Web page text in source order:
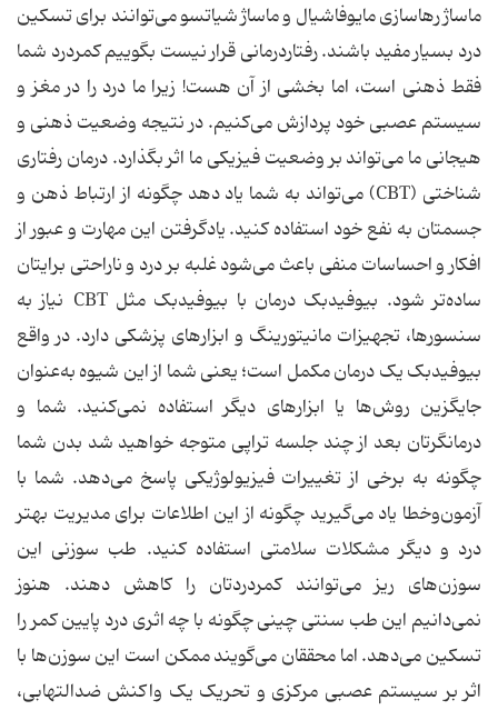
ماساژ رهاسازی مایوفاشیال و ماساژ شیاتسو می‌توانند برای تسکین
درد بسیار مفید باشند. رفتاردرمانی قرار نیست بگوییم کمردرد شما
فقط ذهنی است، اما بخشی از آن هست! زیرا ما درد را در مغز و
سیستم عصبی خود پردازش می‌کنیم. در نتیجه وضعیت ذهنی و
هیجانی ما می‌تواند بر وضعیت فیزیکی ما اثر بگذارد. درمان رفتاری
شناختی (CBT) می‌تواند به شما یاد دهد چگونه از ارتباط ذهن و
جسمتان به نفع خود استفاده کنید. یادگرفتن این مهارت و عبور از
افکار و احساسات منفی باعث می‌شود غلبه بر درد و ناراحتی برایتان
ساده‌تر شود. بیوفیدبک درمان با بیوفیدبک مثل CBT نیاز به
سنسورها، تجهیزات مانیتورینگ و ابزارهای پزشکی دارد. در واقع
بیوفیدبک یک درمان مکمل است؛ یعنی شما از این شیوه به‌عنوان
جایگزین روش‌ها یا ابزارهای دیگر استفاده نمی‌کنید. شما و
درمانگرتان بعد از چند جلسه تراپی متوجه خواهید شد بدن شما
چگونه به برخی از تغییرات فیزیولوژیکی پاسخ می‌دهد. شما با
آزمون‌وخطا یاد می‌گیرید چگونه از این اطلاعات برای مدیریت بهتر
درد و دیگر مشکلات سلامتی استفاده کنید. طب سوزنی این
سوزن‌های ریز می‌توانند کمردردتان را کاهش دهند. هنوز
نمی‌دانیم این طب سنتی چینی چگونه با چه اثری درد پایین کمر را
تسکین می‌دهد. اما محققان می‌گویند ممکن است این سوزن‌ها با
اثر بر سیستم عصبی مرکزی و تحریک یک واکنش ضدالتهابی،